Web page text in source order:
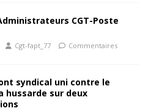
CGT-Poste
Cgt-fapt_77
Commentaires
syndical uni contre le
hussarde sur deux